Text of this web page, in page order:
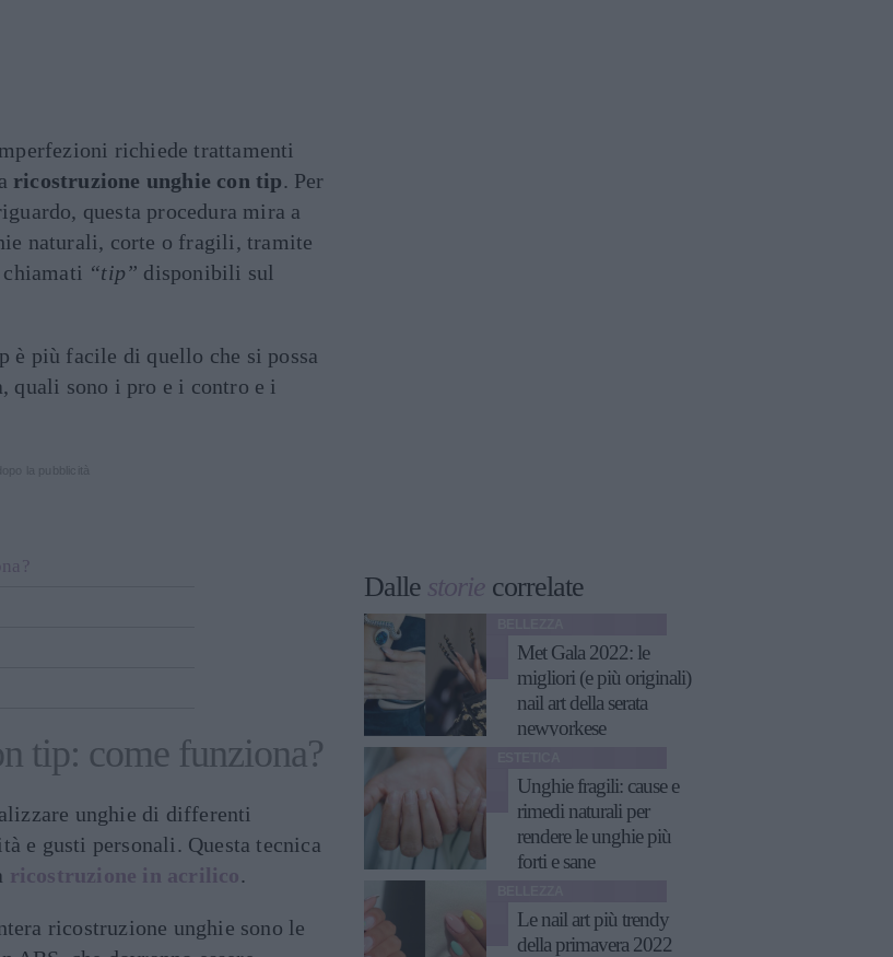
richiede trattamenti
ricostruzione unghie con tip. Per
questa procedura mira a
naturali, corte o fragili, tramite
chiamati “tip” disponibili sul
è più facile di quello che si possa
quali sono i pro e i contro e i
tip: come funziona?
unghie di differenti
e gusti personali. Questa tecnica
ricostruzione in acrilico.
ricostruzione unghie sono le
Dalle storie correlate
Met Gala 2022: le
migliori (e più originali)
nail art della serata
newyorkese
Unghie fragili: cause e
rimedi naturali per
rendere le unghie più
forti e sane
Le nail art più trendy
della primavera 2022